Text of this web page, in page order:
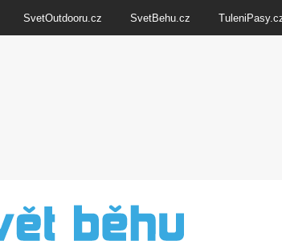
SvetOutdooru.cz SvetBehu.cz